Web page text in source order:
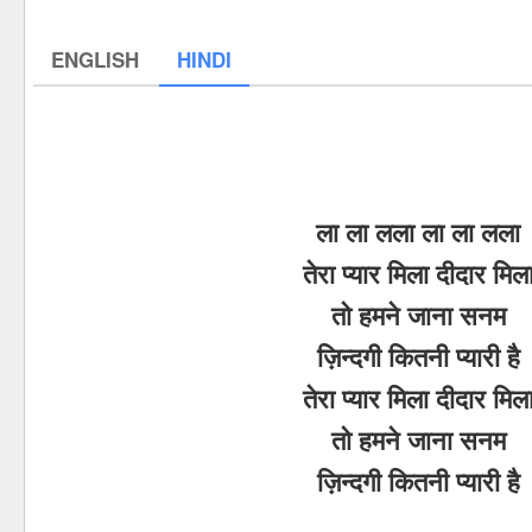
ENGLISH HINDI
ला ला लला ला ला लला
तेरा प्यार मिला दीदार
तो हमने जाना सनम
ज़िन्दगी कितनी प्यारी है
तेरा प्यार मिला दीदार
तो हमने जाना सनम
ज़िन्दगी कितनी प्यारी है